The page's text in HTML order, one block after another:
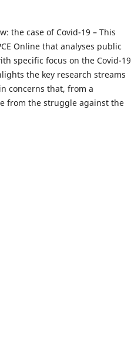
the case of Covid-19 – This
Online that analyses public
specific focus on the Covid-19
the key research streams
concerns that, from a
from the struggle against the